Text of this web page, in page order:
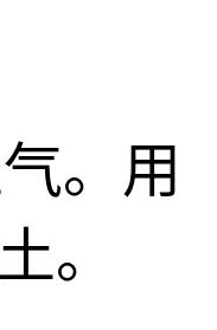
。用
。